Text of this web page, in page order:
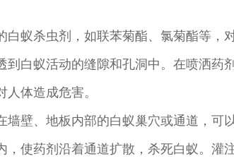
白蚁杀虫剂，如联苯菊酯、氯菊酯等
到白蚁活动的缝隙和孔洞中。在喷洒
人体造成危害。
墙壁、地板内部的白蚁巢穴或通道，
，使药剂沿着通道扩散，杀死白蚁。灌